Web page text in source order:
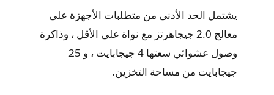
يشتمل الحد الأدنى من متطلبات الأجهزة على
معالج 2.0 جيجاهرتز مع نواة على الأقل ، وذاكرة
وصول عشوائي سعتها 4 جيجابايت ، و 25
جيجابايت من مساحة التخزين.